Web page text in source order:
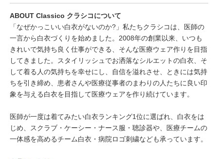
ABOUT Classico クラシコについて
「なぜかっこいい白衣がないのか?」私たちクラシコは、医師の
一言から白衣づくりを始めました。2008年の創業以来、いつも
きれいで気持ち良く仕事ができる、そんな医療ウェア作りを目指
してきました。スタイリッシュでお洒落なシルエットの白衣、そ
して着る人の気持ちを幸せにし、自信を溢れさせ、ときには気持
ちを引き締め、患者さんや医療従事者のまわりの人たちに良い印
象を与える白衣を目指して医療ウェアを作り続けています。
医師が一度は着てみたい白衣ランキング1位に選ばれ、白衣をは
じめ、スクラブ・ケーシー・ナース服・聴診器や、医療チームの
一体感を高めるチーム白衣・病院ロゴ刺繍なども承っています。